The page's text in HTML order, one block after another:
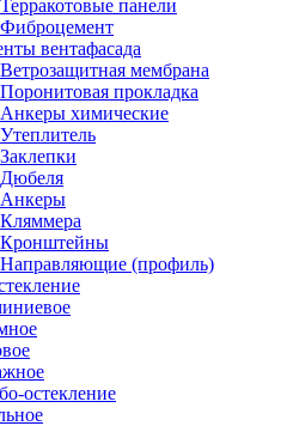
Терракотовые панели
Фиброцемент
вентафасада
Ветрозащитная мембрана
Поронитовая прокладка
Анкеры химические
Утеплитель
Заклепки
Дюбеля
Анкеры
Кляммера
Кронштейны
Направляющие (профиль)
остекление